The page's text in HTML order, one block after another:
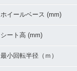
ホイールベース (mm)
シート高 (mm)
最小回転半径（ｍ）